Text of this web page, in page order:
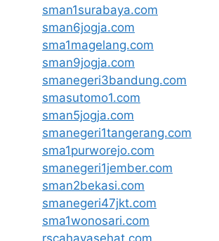
sman1surabaya.com
sman6jogja.com
sma1magelang.com
sman9jogja.com
smanegeri3bandung.com
smasutomo1.com
sman5jogja.com
smanegeri1tangerang.com
sma1purworejo.com
smanegeri1jember.com
sman2bekasi.com
smanegeri47jkt.com
sma1wonosari.com
rscahayasehat.com